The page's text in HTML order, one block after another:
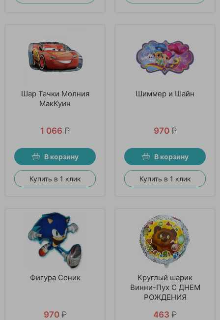
Шар Тачки Молния
МакКуин
1 066 ₽
В корзину
Купить в 1 клик
Шиммер и Шайн
970 ₽
В корзину
Купить в 1 клик
Фигура Соник
970 ₽
Круглый шарик
Винни-Пух С ДНЕМ
РОЖДЕНИЯ
463 ₽